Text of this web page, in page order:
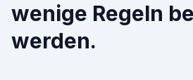
wenige Regeln
werden.